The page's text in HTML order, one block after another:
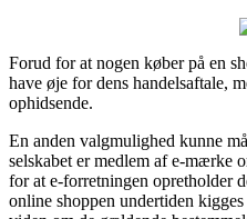
Forud for at nogen køber på en
have øje for dens handelsaftale,
ophidsende.
En anden valgmulighed kunne
selskabet er medlem af e-mærke
for at e-forretningen opretholder
online shoppen undertiden